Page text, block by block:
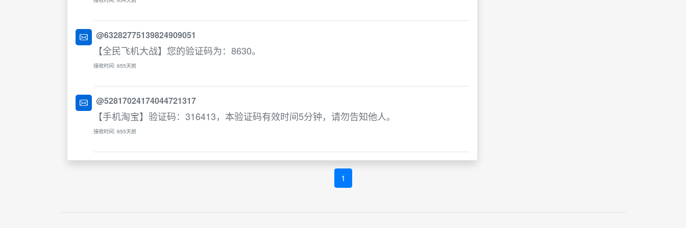
@63282775139824909051
【全民飞机大战】您的验证码为：8630。
接收时间: 655天前
@52817024174044721317
【手机淘宝】验证码：316413，本验证码有效时间5分钟，请勿告知他人。
接收时间: 655天前
1